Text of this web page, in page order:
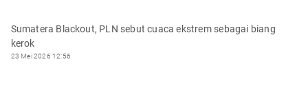
Sumatera Blackout, PLN sebut cuaca ekstrem sebagai biang
kerok
23 Mei 2026 12:56